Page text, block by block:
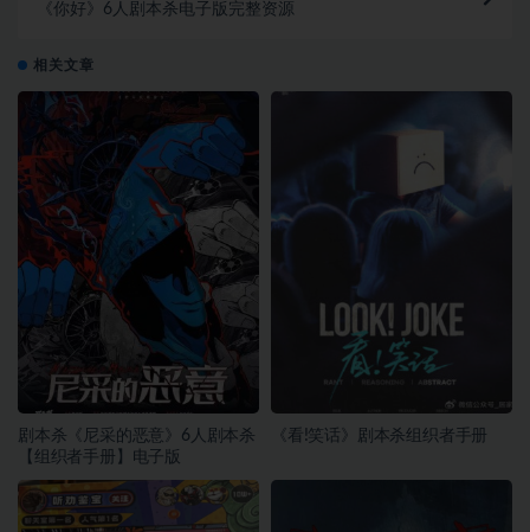
《你好》6人剧本杀电子版完整资源
相关文章
剧本杀《尼采的恶意》6人剧本杀
【组织者手册】电子版
《看!笑话》剧本杀组织者手册